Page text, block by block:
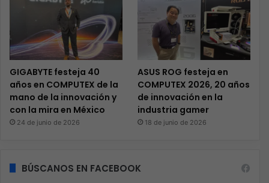
GIGABYTE festeja 40
años en COMPUTEX de la
mano de la innovación y
con la mira en México
24 de junio de 2026
ASUS ROG festeja en
COMPUTEX 2026, 20 años
de innovación en la
industria gamer
18 de junio de 2026
BÚSCANOS EN FACEBOOK